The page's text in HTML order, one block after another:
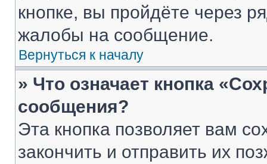
кнопке, вы пройдёте через
жалобы на сообщение.
Вернуться к началу
» Что означает кнопка
сообщения?
Эта кнопка позволяет вам
закончить и отправить их